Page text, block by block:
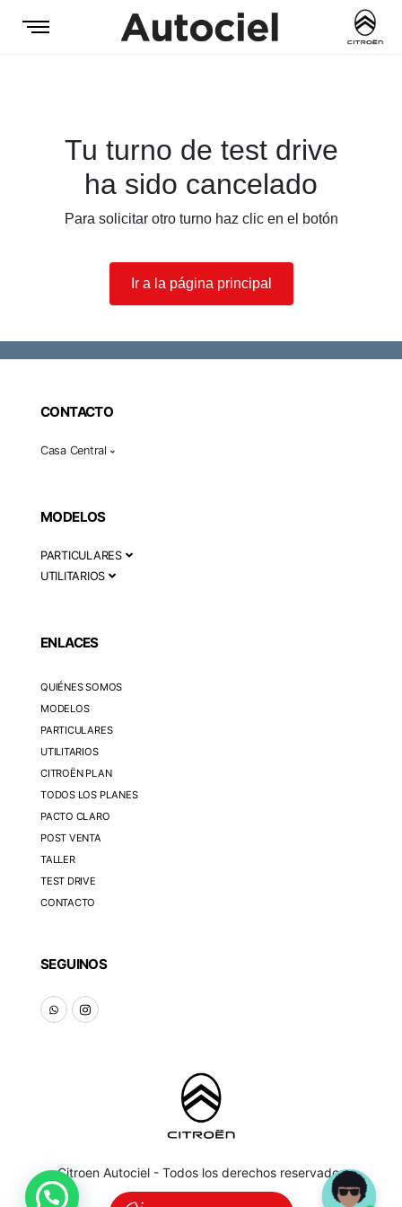
Tu turno de test drive
ha sido cancelado
Para solicitar otro turno haz clic en el botón
Ir a la página principal
CONTACTO
Casa Central
MODELOS
PARTICULARES
UTILITARIOS
ENLACES
QUIÉNES SOMOS
MODELOS
PARTICULARES
UTILITARIOS
CITROËN PLAN
TODOS LOS PLANES
PACTO CLARO
POST VENTA
TALLER
TEST DRIVE
CONTACTO
SEGUINOS
Citroen Autociel - Todos los derechos reservados